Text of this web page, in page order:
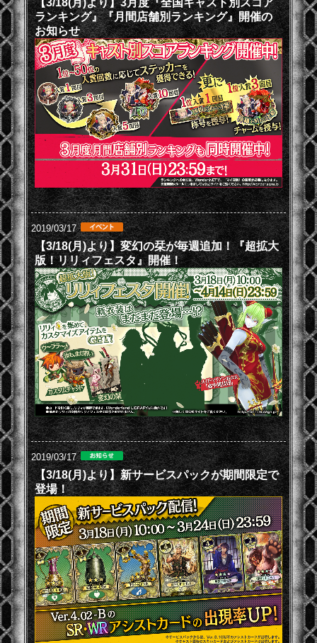
【3/18(月)より】3月度『全国キャスト別スコア
ランキング』『月間店舗別ランキング』開催の
お知らせ
2019/03/17
【3/18(月)より】変幻の栞が毎週追加！『超拡大
版！リリィフェスタ』開催！
2019/03/17
【3/18(月)より】新サービスパックが期間限定で
登場！